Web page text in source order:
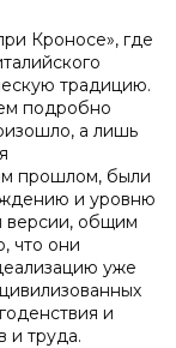
Кроносе», где
традицию.
подробно
а лишь
прошлом, были
и уровню
версии, общим
что они
уже
и
и труда.